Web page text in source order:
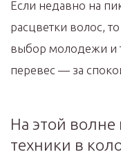
Если недавно на
расцветки волос,
выбор молодежи и
перевес — за
На этой
техники в